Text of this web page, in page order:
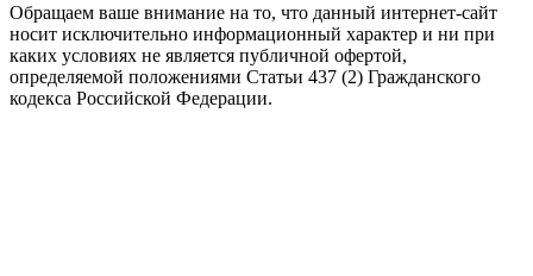
Обращаем ваше внимание на то, что данный интернет-сайт
носит исключительно информационный характер и ни при
каких условиях не является публичной офертой,
определяемой положениями Статьи 437 (2) Гражданского
кодекса Российской Федерации.